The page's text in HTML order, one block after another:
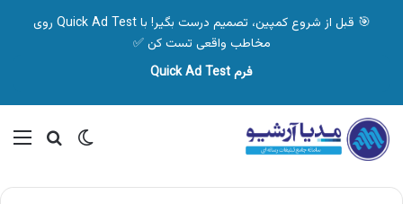
🎯 قبل از شروع کمپین، تصمیم درست بگیر! با Quick Ad Test روی
مخاطب واقعی تست کن ✅
فرم Quick Ad Test
تغییر پوسته